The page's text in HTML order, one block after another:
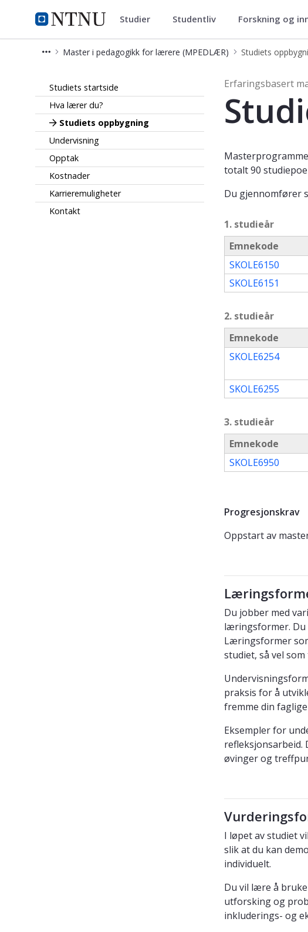
NTNU Hjemmeside
Master i pedagogikk for lærere
Studier Studentliv Forskning og
Master i pedagogikk for lærere (MPEDLÆR) Studiets
Studiets startside
Hva lærer du?
Studiets oppbygning
Undervisning
Opptak
Kostnader
Karrieremuligheter
Kontakt
Erfaringsbasert
totalt 90
Du gjennomfører
1. studieår
Emnekode
SKOLE6150
SKOLE6151
2. studieår
Emnekode
SKOLE6254
SKOLE6255
3. studieår
Emnekode
SKOLE6950
Progresjonskrav
Oppstart av
Du jobber med
læringsformer. Du
Læringsformer
studiet, så vel
praksis for å
fremme din
Eksempler for
øvinger og
I løpet av studiet
slik at du kan
individuelt.
Du vil lære å
utforsking og
inkluderings- og